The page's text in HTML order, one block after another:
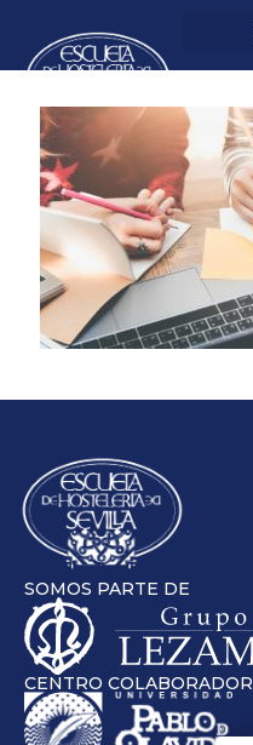
SOMOS PARTE DE
CENTRO COLABORADOR